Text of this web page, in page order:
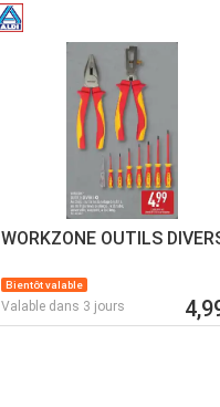
WORKZONE OUTILS
Bientôt valable
Valable dans 3 jours